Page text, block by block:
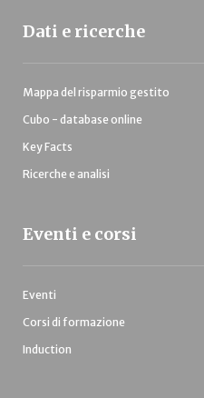
Dati e ricerche
Mappa del risparmio gestito
Cubo - database online
Key Facts
Ricerche e analisi
Eventi e corsi
Eventi
Corsi di formazione
Induction